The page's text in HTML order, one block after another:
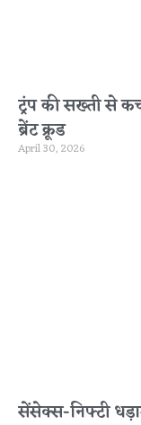
ट्रंप की सख्ती से
ब्रेंट क्रूड
April 30, 2026
सेंसेक्स-निफ्टी